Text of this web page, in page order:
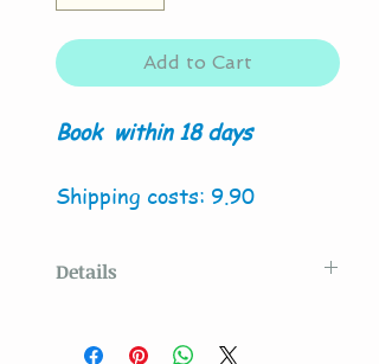
Add to Cart
Book within 18 days
Shipping costs: 9.90
Details
La Couture By Titia